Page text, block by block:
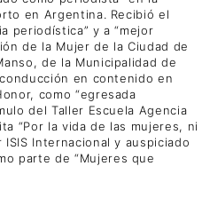
en Argentina. Recibió el
periodística” y a “mejor
de la Mujer de la Ciudad de
de la Municipalidad de
en contenido en
como “egresada
del Taller Escuela Agencia
“Por la vida de las mujeres, ni
Internacional y auspiciado
parte de “Mujeres que